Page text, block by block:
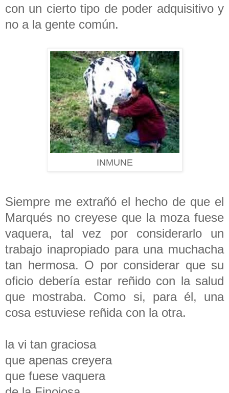
con un cierto tipo de poder adquisitivo y
no a la gente común.
INMUNE
Siempre me extrañó el hecho de que el
Marqués no creyese que la moza fuese
vaquera, tal vez por considerarlo un
trabajo inapropiado para una muchacha
tan hermosa. O por considerar que su
oficio debería estar reñido con la salud
que mostraba. Como si, para él, una
cosa estuviese reñida con la otra.
la vi tan graciosa
que apenas creyera
que fuese vaquera